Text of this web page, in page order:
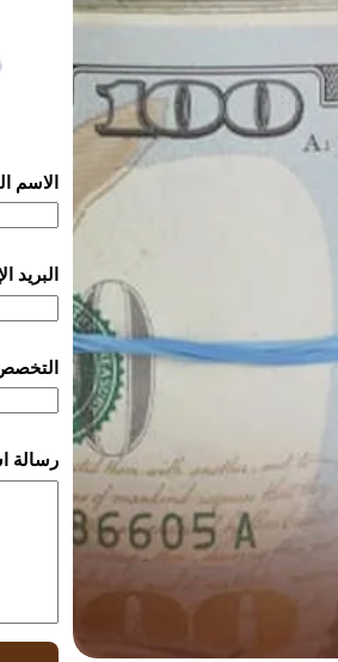
الاسم
البريد
رسالة